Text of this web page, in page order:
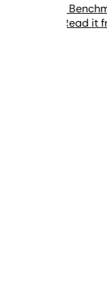
Agency
Read it free